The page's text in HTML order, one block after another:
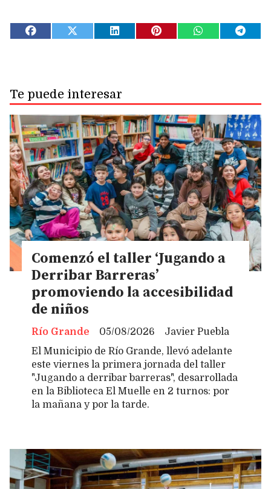
Te puede interesar
Comenzó el taller ‘Jugando a
Derribar Barreras’
promoviendo la accesibilidad
de niños
Javier Puebla
Río Grande
05/08/2026
El Municipio de Río Grande, llevó adelante
este viernes la primera jornada del taller
"Jugando a derribar barreras", desarrollada
en la Biblioteca El Muelle en 2 turnos: por
la mañana y por la tarde.